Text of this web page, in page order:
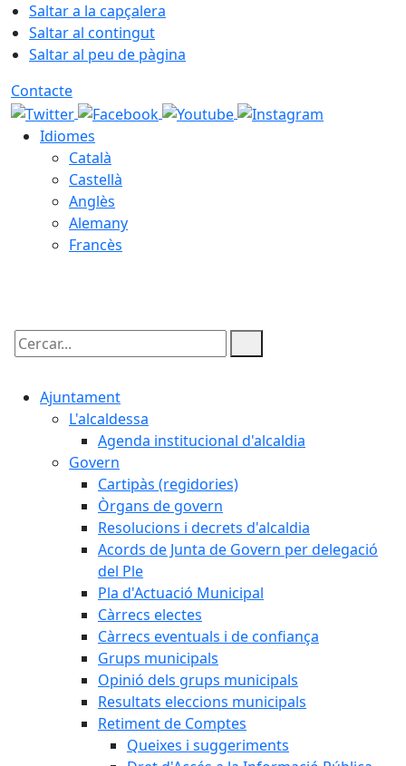
Saltar a la capçalera
Saltar al contingut
Saltar al peu de pàgina
Contacte
Idiomes
Català
Castellà
Anglès
Alemany
Francès
Cercar:
Ajuntament
L'alcaldessa
Agenda institucional d'alcaldia
Govern
Cartipàs (regidories)
Òrgans de govern
Resolucions i decrets d'alcaldia
Acords de Junta de Govern per delegació
del Ple
Pla d'Actuació Municipal
Càrrecs electes
Càrrecs eventuals i de confiança
Grups municipals
Opinió dels grups municipals
Resultats eleccions municipals
Retiment de Comptes
Queixes i suggeriments